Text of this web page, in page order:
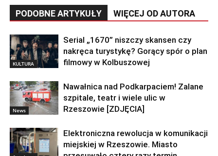
PODOBNE ARTYKUŁY WIĘCEJ OD AUTORA
KULTURA
Serial „1670” niszczy skansen czy
nakręca turystykę? Gorący spór o plan
filmowy w Kolbuszowej
News
Nawałnica nad Podkarpaciem! Zalane
szpitale, teatr i wiele ulic w
Rzeszowie [ZDJĘCIA]
Elektroniczna rewolucja w komunikacji
miejskiej w Rzeszowie. Miasto